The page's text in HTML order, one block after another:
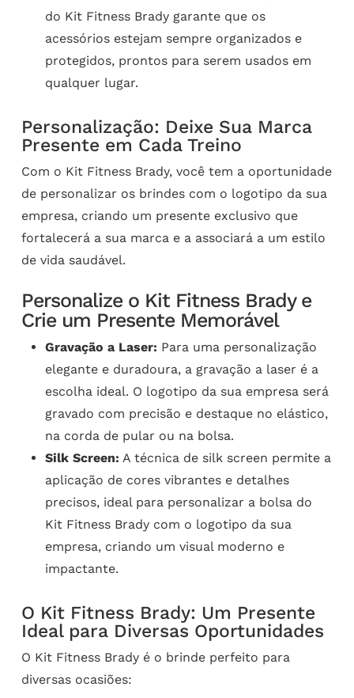
do Kit Fitness Brady garante que os
acessórios estejam sempre organizados e
protegidos, prontos para serem usados em
qualquer lugar.
Personalização: Deixe Sua Marca
Presente em Cada Treino
Com o Kit Fitness Brady, você tem a oportunidade
de personalizar os brindes com o logotipo da sua
empresa, criando um presente exclusivo que
fortalecerá a sua marca e a associará a um estilo
de vida saudável.
Personalize o Kit Fitness Brady e
Crie um Presente Memorável
Gravação a Laser: Para uma personalização
elegante e duradoura, a gravação a laser é a
escolha ideal. O logotipo da sua empresa será
gravado com precisão e destaque no elástico,
na corda de pular ou na bolsa.
Silk Screen: A técnica de silk screen permite a
aplicação de cores vibrantes e detalhes
precisos, ideal para personalizar a bolsa do
Kit Fitness Brady com o logotipo da sua
empresa, criando um visual moderno e
impactante.
O Kit Fitness Brady: Um Presente
Ideal para Diversas Oportunidades
O Kit Fitness Brady é o brinde perfeito para
diversas ocasiões: